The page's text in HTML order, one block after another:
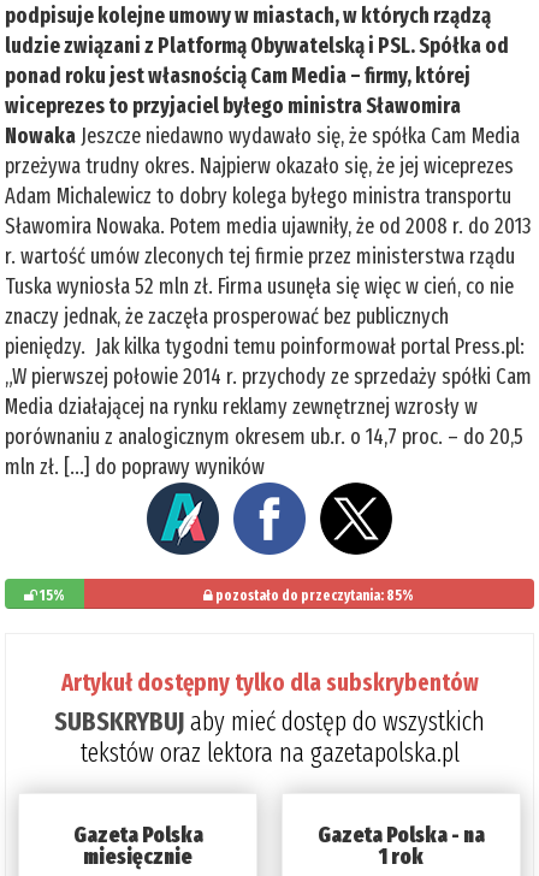
podpisuje kolejne umowy w miastach, w których rządzą
ludzie związani z Platformą Obywatelską i PSL. Spółka od
ponad roku jest własnością Cam Media – firmy, której
wiceprezes to przyjaciel byłego ministra Sławomira
Nowaka Jeszcze niedawno wydawało się, że spółka Cam Media
przeżywa trudny okres. Najpierw okazało się, że jej wiceprezes
Adam Michalewicz to dobry kolega byłego ministra transportu
Sławomira Nowaka. Potem media ujawniły, że od 2008 r. do 2013
r. wartość umów zleconych tej firmie przez ministerstwa rządu
Tuska wyniosła 52 mln zł. Firma usunęła się więc w cień, co nie
znaczy jednak, że zaczęła prosperować bez publicznych
pieniędzy. Jak kilka tygodni temu poinformował portal Press.pl:
„W pierwszej połowie 2014 r. przychody ze sprzedaży spółki Cam
Media działającej na rynku reklamy zewnętrznej wzrosły w
porównaniu z analogicznym okresem ub.r. o 14,7 proc. – do 20,5
mln zł. [...] do poprawy wyników
15% pozostało do przeczytania: 85%
Artykuł dostępny tylko dla subskrybentów
SUBSKRYBUJaby mieć dostęp do wszystkich
tekstów oraz lektora na gazetapolska.pl
Gazeta Polska
miesięcznie
Gazeta Polska - na
1 rok